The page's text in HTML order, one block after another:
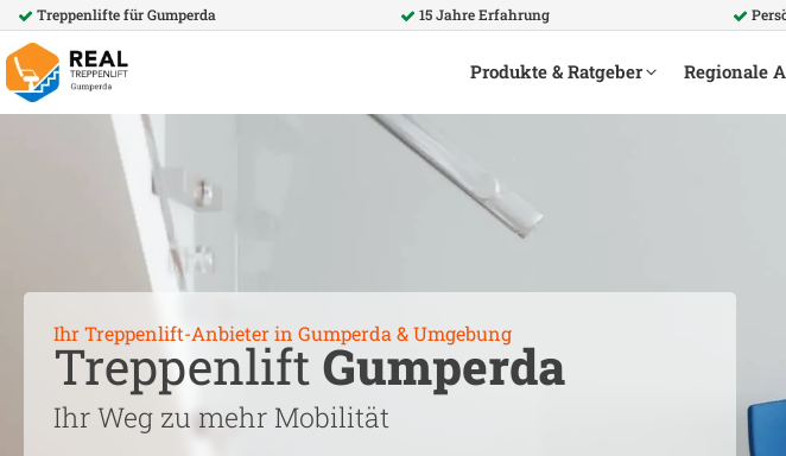
Treppenlifte fürGumperda 15 Jahre Erfahrung
Produkte & Ratgeber Regionale
Ihr Treppenlift-Anbieter in Gumperda & Umgebung
Treppenlift Gumperda
Ihr Weg zu mehr Mobilität